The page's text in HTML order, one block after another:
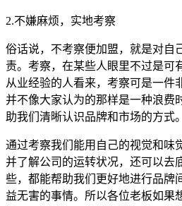
2.不嫌麻烦，实地考察
俗话说，不考察便加盟，就是对自
责。考察，在某些人眼里不过是可
从业经验的人看来，考察可是一件
并不像大家认为的那样是一种浪费
助我们清晰认识品牌和市场的方式。
通过考察我们能用自己的视觉和味
并了解公司的运转状况，还可以去
些，都能帮助我们更好地进行品牌
益无害的事情。所以各位老板如果